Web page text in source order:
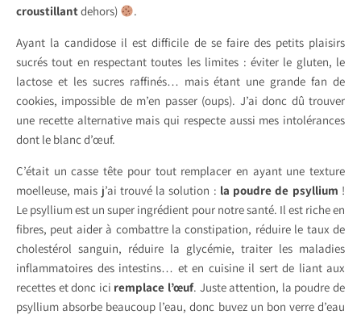
croustillantdehors) .
Ayant la candidose il est difficile de se faire des petits plaisirs
sucrés tout en respectant toutes les limites : éviter le gluten, le
lactose et les sucres raffinés… mais étant une grande fan de
cookies, impossible de m’en passer (oups). J’ai donc dû trouver
une recette alternative mais qui respecte aussi mes intolérances
dont le blanc d’œuf.
C’était un casse tête pour tout remplacer en ayant une texture
moelleuse, mais j’ai trouvé la solution : la poudre de psyllium !
Le psyllium est un super ingrédient pour notre santé. Il est riche en
fibres, peut aider à combattre la constipation, réduire le taux de
cholestérol sanguin, réduire la glycémie, traiter les maladies
inflammatoires des intestins… et en cuisine il sert de liant aux
recettes et donc ici remplace l’œuf. Juste attention, la poudre de
psyllium absorbe beaucoup l’eau, donc buvez un bon verre d’eau